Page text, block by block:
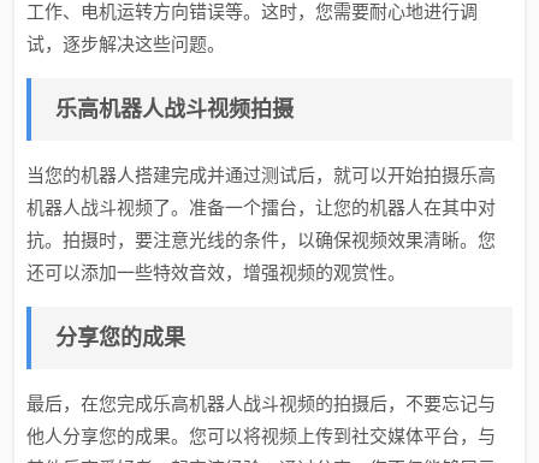
工作、电机运转方向错误等。这时，您需要耐心地进行调
试，逐步解决这些问题。
乐高机器人战斗视频拍摄
当您的机器人搭建完成并通过测试后，就可以开始拍摄乐高
机器人战斗视频了。准备一个擂台，让您的机器人在其中对
抗。拍摄时，要注意光线的条件，以确保视频效果清晰。您
还可以添加一些特效音效，增强视频的观赏性。
分享您的成果
最后，在您完成乐高机器人战斗视频的拍摄后，不要忘记与
他人分享您的成果。您可以将视频上传到社交媒体平台，与